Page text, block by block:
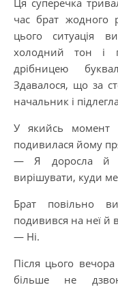
час брат жодного
цього ситуація
холодний тон і
дрібницею
Здавалося, що за
начальник і
У якийсь момент
подивилася йому
— Я доросла й
вирішувати, куди
Брат повільно
подивився на неї
— Ні.
Після цього
більше не